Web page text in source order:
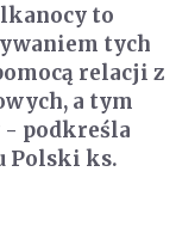
to
tych
relacji z
a tym
- podkreśla
Polski ks.